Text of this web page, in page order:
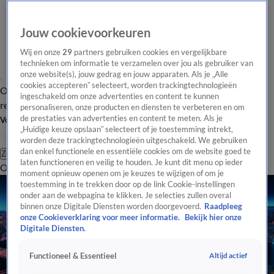
Overzicht Laatste nieuws Regionieuws Het beste van Hart
Tip de
redactie
Volg Hart van Nederland
Zoeken
OverzichtRegioUitzendingenWeerTip de redactiePanelVideo's
Jouw cookievoorkeuren
Wij en onze29 partners gebruiken cookies en vergelijkbare
technieken om informatie te verzamelen over jou als gebruiker van
onze website(s), jouw gedrag en jouw apparaten. Als je „Alle
cookies accepteren” selecteert, worden trackingtechnologieën
ingeschakeld om onze advertenties en content te kunnen
personaliseren, onze producten en diensten te verbeteren en om
de prestaties van advertenties en content te meten. Als je
„Huidige keuze opslaan” selecteert of je toestemming intrekt,
worden deze trackingtechnologieën uitgeschakeld. We gebruiken
dan enkel functionele en essentiële cookies om de website goed te
laten functioneren en veilig te houden. Je kunt dit menu op ieder
moment opnieuw openen om je keuzes te wijzigen of om je
toestemming in te trekken door op de link Cookie-instellingen
onder aan de webpagina te klikken. Je selecties zullen overal
binnen onze Digitale Diensten worden doorgevoerd. Raadpleeg
onze Cookieverklaring voor meer informatie.
Bekijk hier onze
Digitale Diensten.
Functioneel & Essentieel Altijd actief